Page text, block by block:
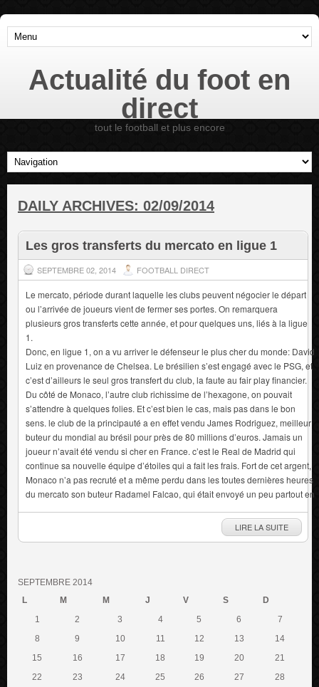
Actualité du foot en
direct
tout le football et plus encore
DAILY ARCHIVES: 02/09/2014
Les gros transferts du mercato en ligue 1
SEPTEMBRE 02, 2014 FOOTBALL DIRECT
Le mercato, période durant laquelle les clubs peuvent négocier le départ
ou l’arrivée de joueurs vient de fermer ses portes. On remarquera
plusieurs gros transferts cette année, et pour quelques uns, liés à la ligue
1.
Donc, en ligue 1, on a vu arriver le défenseur le plus cher du monde: David
Luiz en provenance de Chelsea. Le brésilien s’est engagé avec le PSG, et
c’est d’ailleurs le seul gros transfert du club, la faute au fair play financier.
Du côté de Monaco, l’autre club richissime de l’hexagone, on pouvait
s’attendre à quelques folies. Et c’est bien le cas, mais pas dans le bon
sens. le club de la principauté a en effet vendu James Rodriguez, meilleur
buteur du mondial au brésil pour près de 80 millions d’euros. Jamais un
joueur n’avait été vendu si cher en France. c’est le Real de Madrid qui
continue sa nouvelle équipe d’étoiles qui a fait les frais. Fort de cet argent,
Monaco n’a pas recruté et a même perdu dans les toutes dernières heures
du mercato son buteur Radamel Falcao, qui était envoyé un peu partout en
LIRE LA SUITE
SEPTEMBRE 2014
L
M M J V S D
1 2 3 4 5 6
7
8
9 10 11 12 13
14
15
16 17 18 19 20
21
22
23 24 25 26 27
28